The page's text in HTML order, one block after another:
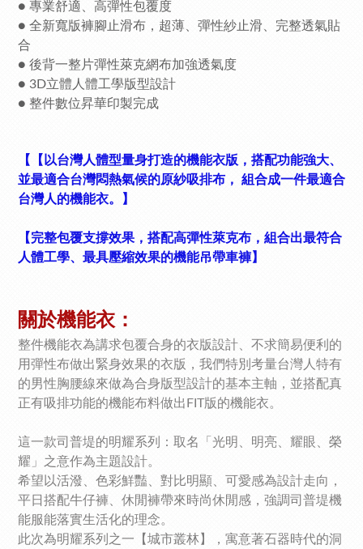
● 專業舒適、高彈性包覆度
● 全新寬版褲腳止滑布，超薄、彈性紗止滑、完整透氣貼
合
● 後背一整片彈性萊克網布加強透氣度
● 3D立體人體工學版型設計
● 整件數位昇華印製完成
【
【以台灣人體型量身打造的機能衣版，搭配功能強大、
並最適合台灣悶熱氣候的原紗吸排布， 組合成一件最適合
台灣人的機能衣。】
【完整包覆支撐效果，搭配高彈性萊克布，組合出最符合
人體工學、最具壓縮效果的機能吊帶車褲】
關於機能衣：
整件機能衣為講求包覆合身的衣版設計、 不求簡易便利的
用彈性布做出緊身效果的衣版，我們特別考量台灣人特有
的男性胸腰線來做為合身版型設計的基本主軸，並搭配真
正有吸排功能的機能布料做出FIT版的機能衣。
這一款司普堤的明耀系列：取名「光明、明亮、耀眼、榮
耀」之意作為主題設計。
希望以活潑、色彩鮮豔、對比明顯、可愛感為設計走向，
平日搭配牛仔褲、休閒褲帶來時尚休閒感， 強調司普堤機
能服能落實生活化的理念。
此次為明耀系列之一【城市叢林】， 寓意著石器時代的洞